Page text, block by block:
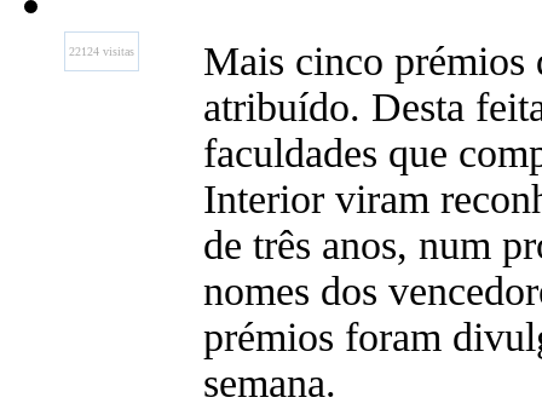
22124 visitas
Mais cinco prémios
atribuído. Desta
faculdades que
Interior viram
de três anos, num
nomes dos
prémios foram
semana.